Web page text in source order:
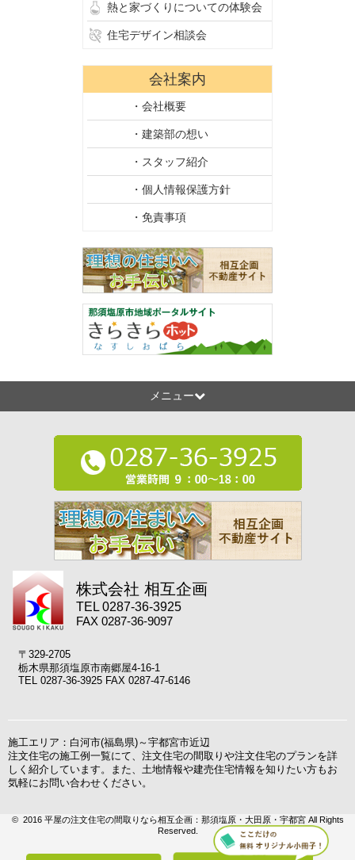
熱と家づくりについての体験会
住宅デザイン相談会
会社案内
・会社概要
・建築部の想い
・スタッフ紹介
・個人情報保護方針
・免責事項
メニュー
株式会社 相互企画
TEL 0287-36-3925
FAX 0287-36-9097
〒329-2705
栃木県那須塩原市南郷屋4-16-1
TEL 0287-36-3925 FAX 0287-47-6146
施工エリア：白河市(福島県)～宇都宮市近辺
注文住宅の施工例一覧にて、注文住宅の間取りや注文住宅のプランを詳
しく紹介しています。また、土地情報や建売住宅情報を知りたい方もお
気軽にお問い合わせください。
© 2016 平屋の注文住宅の間取りなら相互企画：那須塩原・大田原・宇都宮 All Rights
Reserved.